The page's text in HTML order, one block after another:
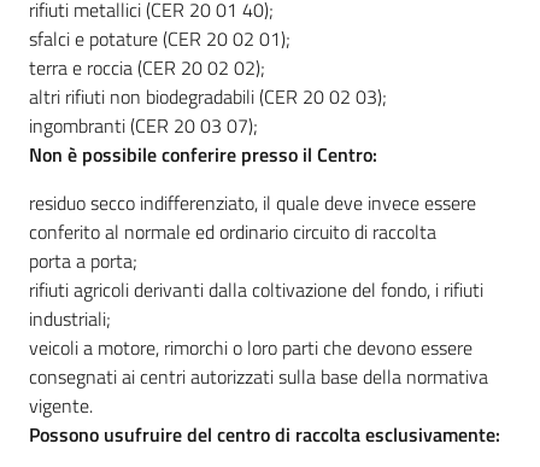
rifiuti metallici (CER 20 01 40);
sfalci e potature (CER 20 02 01);
terra e roccia (CER 20 02 02);
altri rifiuti non biodegradabili (CER 20 02 03);
ingombranti (CER 20 03 07);
Non è possibile conferire presso il Centro:
residuo secco indifferenziato, il quale deve invece essere
conferito al normale ed ordinario circuito di raccolta
porta a porta;
rifiuti agricoli derivanti dalla coltivazione del fondo, i rifiuti
industriali;
veicoli a motore, rimorchi o loro parti che devono essere
consegnati ai centri autorizzati sulla base della normativa
vigente.
Possono usufruire del centro di raccolta esclusivamente: